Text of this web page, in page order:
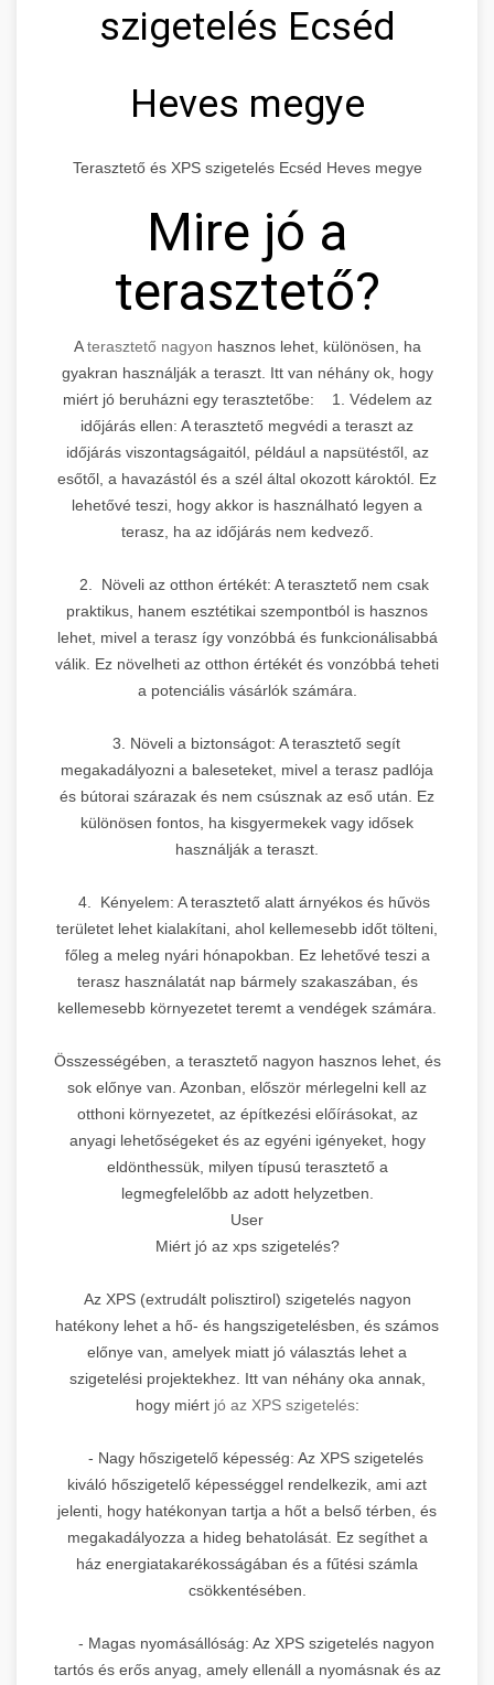
szigetelés Ecséd
Heves megye
Terasztető és XPS szigetelés Ecséd Heves megye
Mire jó a
terasztető?
Aterasztető nagyon hasznos lehet, különösen, ha
gyakran használják a teraszt. Itt van néhány ok, hogy
miért jó beruházni egy terasztetőbe: 1. Védelem az
időjárás ellen: A terasztető megvédi a teraszt az
időjárás viszontagságaitól, például a napsütéstől, az
esőtől, a havazástól és a szél által okozott károktól. Ez
lehetővé teszi, hogy akkor is használható legyen a
terasz, ha az időjárás nem kedvező.
2. Növeli az otthon értékét: A terasztető nem csak
praktikus, hanem esztétikai szempontból is hasznos
lehet, mivel a terasz így vonzóbbá és funkcionálisabbá
válik. Ez növelheti az otthon értékét és vonzóbbá teheti
a potenciális vásárlók számára.
3. Növeli a biztonságot: A terasztető segít
megakadályozni a baleseteket, mivel a terasz padlója
és bútorai szárazak és nem csúsznak az eső után. Ez
különösen fontos, ha kisgyermekek vagy idősek
használják a teraszt.
4. Kényelem: A terasztető alatt árnyékos és hűvös
területet lehet kialakítani, ahol kellemesebb időt tölteni,
főleg a meleg nyári hónapokban. Ez lehetővé teszi a
terasz használatát nap bármely szakaszában, és
kellemesebb környezetet teremt a vendégek számára.
Összességében, a terasztető nagyon hasznos lehet, és
sok előnye van. Azonban, először mérlegelni kell az
otthoni környezetet, az építkezési előírásokat, az
anyagi lehetőségeket és az egyéni igényeket, hogy
eldönthessük, milyen típusú terasztető a
legmegfelelőbb az adott helyzetben.
User
Miért jó az xps szigetelés?
Az XPS (extrudált polisztirol) szigetelés nagyon
hatékony lehet a hő- és hangszigetelésben, és számos
előnye van, amelyek miatt jó választás lehet a
szigetelési projektekhez. Itt van néhány oka annak,
hogy miért jó az XPS szigetelés:
- Nagy hőszigetelő képesség: Az XPS szigetelés
kiváló hőszigetelő képességgel rendelkezik, ami azt
jelenti, hogy hatékonyan tartja a hőt a belső térben, és
megakadályozza a hideg behatolását. Ez segíthet a
ház energiatakarékosságában és a fűtési számla
csökkentésében.
- Magas nyomásállóság: Az XPS szigetelés nagyon
tartós és erős anyag, amely ellenáll a nyomásnak és az